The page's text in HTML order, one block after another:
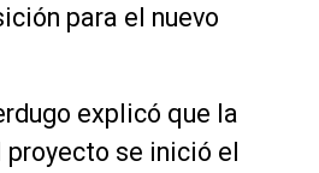
para el nuevo
explicó que la
se inició el